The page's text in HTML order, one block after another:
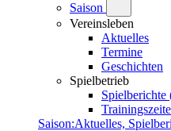
Saison
Vereinsleben
Aktuelles
Termine
Geschichten
Spielbetrieb
Spielberichte
Saison:Aktuelles,